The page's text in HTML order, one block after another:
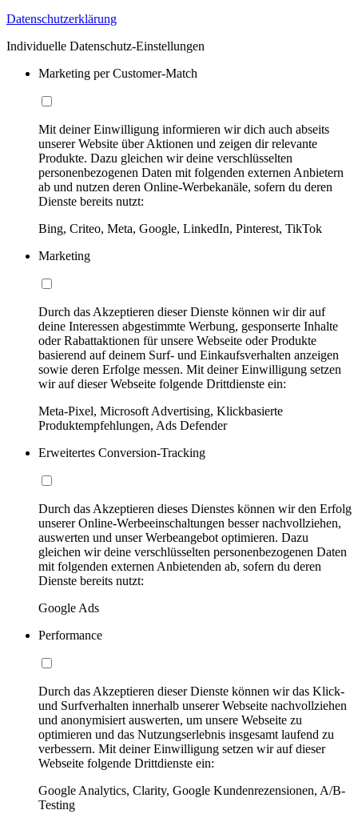
Datenschutzerklärung
Individuelle Datenschutz-Einstellungen
Marketing per Customer-Match
Mit deiner Einwilligung informieren wir dich auch abseits
unserer Website über Aktionen und zeigen dir relevante
Produkte. Dazu gleichen wir deine verschlüsselten
personenbezogenen Daten mit folgenden externen Anbietern
ab und nutzen deren Online-Werbekanäle, sofern du deren
Dienste bereits nutzt:
Bing, Criteo, Meta, Google, LinkedIn, Pinterest, TikTok
Marketing
Durch das Akzeptieren dieser Dienste können wir dir auf
deine Interessen abgestimmte Werbung, gesponserte Inhalte
oder Rabattaktionen für unsere Webseite oder Produkte
basierend auf deinem Surf- und Einkaufsverhalten anzeigen
sowie deren Erfolge messen. Mit deiner Einwilligung setzen
wir auf dieser Webseite folgende Drittdienste ein:
Meta-Pixel, Microsoft Advertising, Klickbasierte
Produktempfehlungen, Ads Defender
Erweitertes Conversion-Tracking
Durch das Akzeptieren dieses Dienstes können wir den Erfolg
unserer Online-Werbeeinschaltungen besser nachvollziehen,
auswerten und unser Werbeangebot optimieren. Dazu
gleichen wir deine verschlüsselten personenbezogenen Daten
mit folgenden externen Anbietenden ab, sofern du deren
Dienste bereits nutzt:
Google Ads
Performance
Durch das Akzeptieren dieser Dienste können wir das Klick-
und Surfverhalten innerhalb unserer Webseite nachvollziehen
und anonymisiert auswerten, um unsere Webseite zu
optimieren und das Nutzungserlebnis insgesamt laufend zu
verbessern. Mit deiner Einwilligung setzen wir auf dieser
Webseite folgende Drittdienste ein:
Google Analytics, Clarity, Google Kundenrezensionen, A/B-
Testing